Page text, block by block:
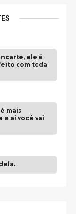
ele é
com toda
mais
e aí você vai